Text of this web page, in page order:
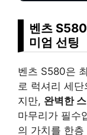
벤츠
미엄 선팅
벤츠 S580은
로 럭셔리 세
지만, 완벽한
마무리가 필수
의 가치를 한